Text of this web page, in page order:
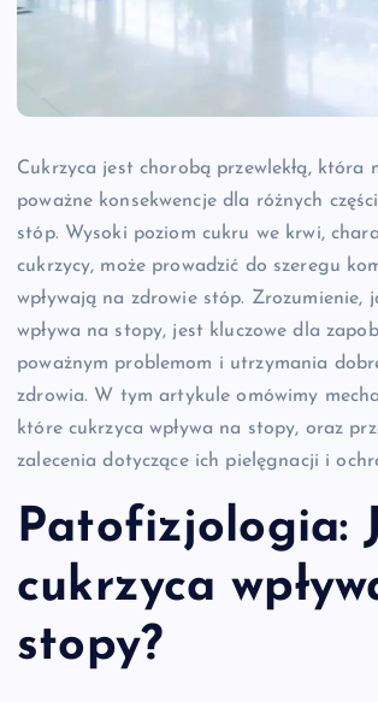
Cukrzyca jest chorobą przewlekłą, która
poważne konsekwencje dla różnych
stóp. Wysoki poziom cukru we krwi,
cukrzycy, może prowadzić do szeregu
wpływają na zdrowie stóp. Zrozumienie,
wpływa na stopy, jest kluczowe dla
poważnym problemom i utrzymania
zdrowia. W tym artykule omówimy
które cukrzyca wpływa na stopy, oraz
zalecenia dotyczące ich pielęgnacji i
Patofizjologia:
cukrzyca
stopy?